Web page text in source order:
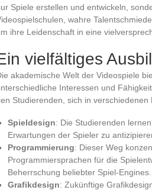
Spiele erstellen und entwickeln,
wahre
ihre Leidenschaft in eine
vielfältiges
akademische Welt der Videospiele
Interessen und
Studierenden, sich in verschiedenen
Spieldesign: Die Studierenden
Erwartungen der Spieler zu
Programmierung: Dieser Weg
Programmiersprachen für die
Beherrschung beliebter Spiel-Engines.
Grafikdesign: Zukünftige